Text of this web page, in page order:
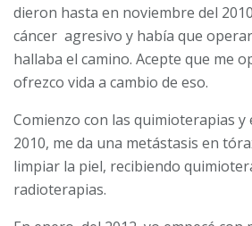
dieron hasta en noviembre del
cáncer agresivo y había que
hallaba el camino. Acepte que me
ofrezco vida a cambio de eso.
Comienzo con las quimioterapias y
2010, me da una metástasis en
limpiar la piel, recibiendo
radioterapias.